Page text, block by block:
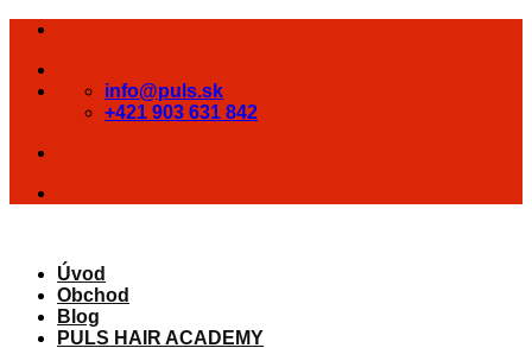
Skip
content
info@puls.sk
+421 903 631 842
Úvod
Obchod
Blog
PULS HAIR ACADEMY